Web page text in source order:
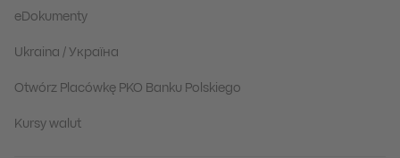
eDokumenty
Ukraina / Україна
Otwórz Placówkę PKO Banku Polskiego
Kursy walut